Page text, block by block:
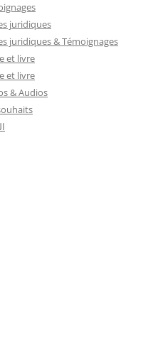
juridiques
juridiques & Témoignages
et livre
et livre
& Audios